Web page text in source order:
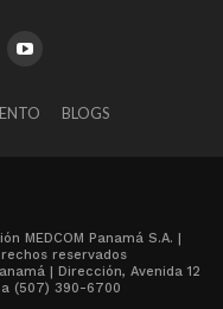
BLOGS
MEDCOM Panamá S.A. |
reservados
| Dirección, Avenida 12
(507) 390-6700